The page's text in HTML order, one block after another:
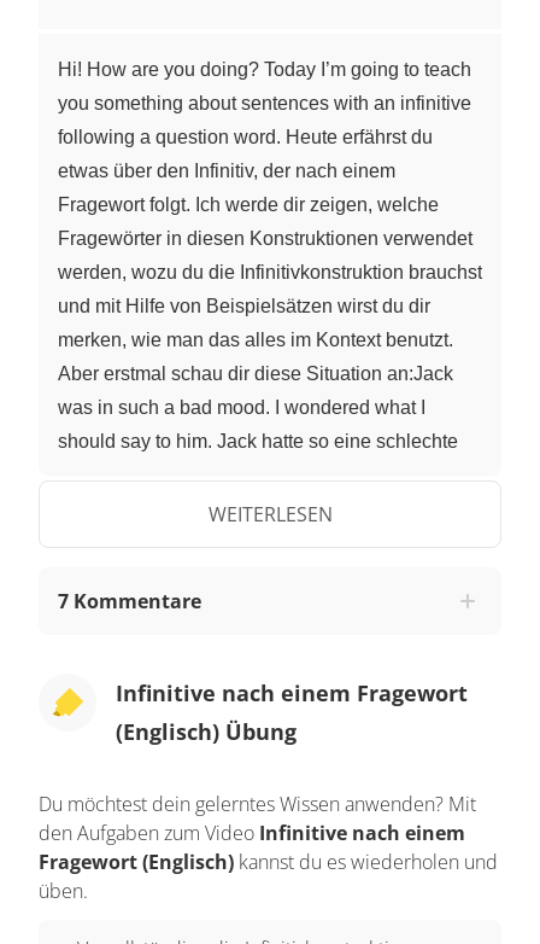
Hi! How are you doing? Today I’m going to teach
you something about sentences with an infinitive
following a question word. Heute erfährst du
etwas über den Infinitiv, der nach einem
Fragewort folgt. Ich werde dir zeigen, welche
Fragewörter in diesen Konstruktionen verwendet
werden, wozu du die Infinitivkonstruktion brauchst
und mit Hilfe von Beispielsätzen wirst du dir
merken, wie man das alles im Kontext benutzt.
Aber erstmal schau dir diese Situation an:Jack
was in such a bad mood. I wondered what I
should say to him. Jack hatte so eine schlechte
soll. Und jetzt verkürze den unterstrichenen Teil.
Wie macht man das? So:I wondered what to say
Infinitivkonstruktion. Wir können sie verwenden,
Hilfsverb gibt. Diese Sätze mit
Infinitivkonstruktionen sind aber nicht unbedingt
Version verwenden. Trotzdem ist es schön, wenn
du auch diese Grammatik kennst. Der Infinitiv mit
“to“ kann nach den folgenden Fragewörtern
WEITERLESEN
7 Kommentare
Infinitive nach einem Fragewort
(Englisch) Übung
Du möchtest dein gelerntes Wissen anwenden? Mit
den Aufgaben zum Video Infinitive nach einem
Fragewort (Englisch) kannst du es wiederholen und
üben.